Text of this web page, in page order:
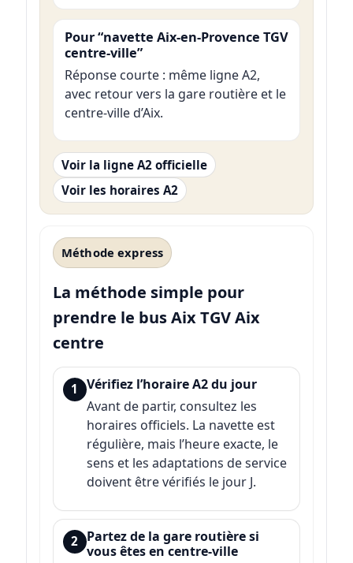
Pour “navette Aix-en-Provence TGV
centre-ville”
Réponse courte : même ligne A2,
avec retour vers la gare routière et le
centre-ville d’Aix.
Voir la ligne A2 officielle
Voir les horaires A2
Méthode express
La méthode simple pour
prendre le bus Aix TGV Aix
centre
1
Vérifiez l’horaire A2 du jour
Avant de partir, consultez les
horaires officiels. La navette est
régulière, mais l’heure exacte, le
sens et les adaptations de service
doivent être vérifiés le jour J.
2 Partez de la gare routière si
vous êtes en centre-ville